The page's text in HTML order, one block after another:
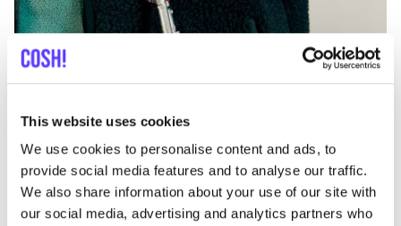
This website uses cookies
We use cookies to personalise content and ads, to
provide social media features and to analyse our traffic.
We also share information about your use of our site with
our social media, advertising and analytics partners who